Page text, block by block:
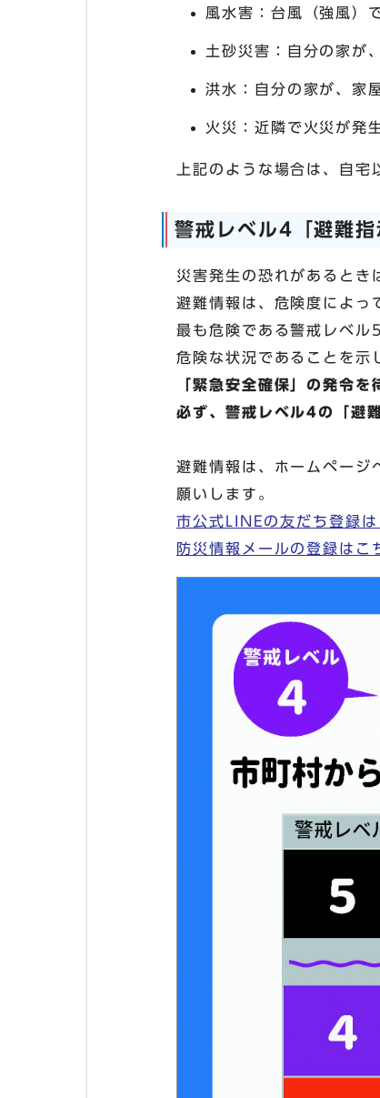
風水害：台風（強風）
土砂災害：自分の家が
洪水：自分の家が、家
火災：近隣で火災が発
上記のような場合は、自宅
警戒レベル4「避難
災害発生の恐れがあるとき
避難情報は、危険度によっ
最も危険である警戒レベル
危険な状況であることを示
「緊急安全確保」の発令
必ず、警戒レベル4の「避
避難情報は、ホームページ
願いします。
市公式LINEの友だち登録は
防災情報メールの登録はこ